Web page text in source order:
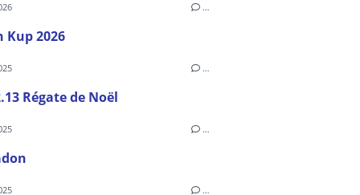
…
Kup 2026
…
Régate de Noël
…
…